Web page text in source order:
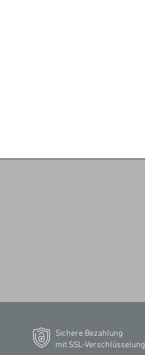
Sichere Bezahlung
mit SSL-Verschlüsselung